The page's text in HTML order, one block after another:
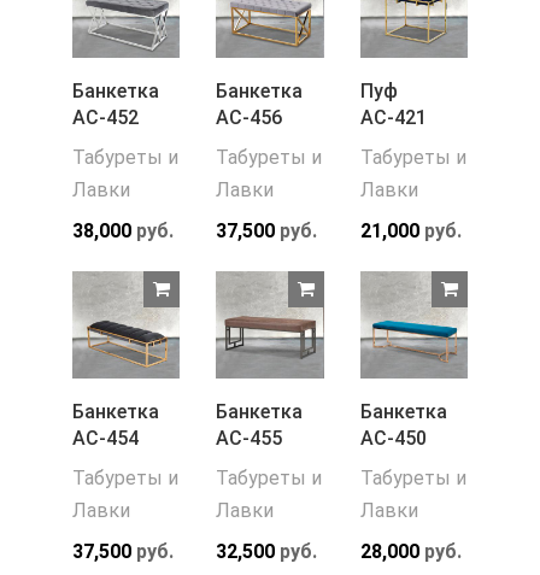
Банкетка
АС-452
Табуреты и
Лавки
38,000 руб.
Банкетка
АС-456
Табуреты и
Лавки
37,500 руб.
Пуф
АС-421
Табуреты и
Лавки
21,000руб.
Банкетка
АС-454
Табуреты и
Лавки
37,500 руб.
Банкетка
АС-455
Табуреты и
Лавки
32,500 руб.
Банкетка
АС-450
Табуреты и
Лавки
28,000руб.